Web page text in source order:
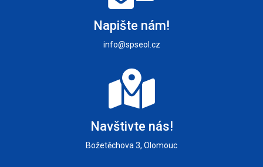
Napište nám!
info@spseol.cz
Navštivte nás!
Božetěchova 3, Olomouc